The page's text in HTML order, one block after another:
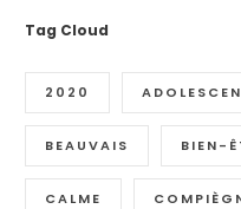
Tag Cloud
2020
BEAUVAIS BIEN-
CALME